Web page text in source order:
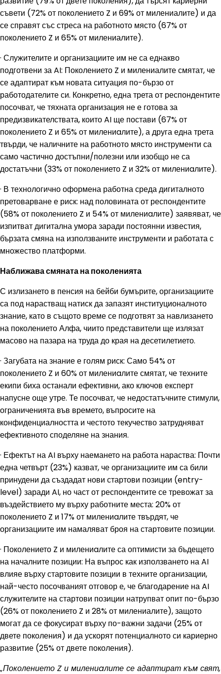
съвети (72% от поколението Z и 69% от милениалите) и да
се справят със стреса на работното място (67% от
поколението Z и 65% от милениалите).
· Служителите и организациите им не са еднакво
подготвени за AI: Поколението Z и милениалите смятат, че
се адаптират към новата ситуация по-бързо от
работодателите си. Конкретно, една трета от респондентите
посочват, че тяхната организация не е готова за
предизвикателствата, които AI ще постави (67% от
поколението Z и 65% от милениaлите), а друга една трета
твърди, че наличните на работното място инструменти са
само частично достъпни/полезни или изобщо не са
достатъчни (33% от поколението Z и 32% от милениaлите).
· В технологично оформена работна среда дигиталното
претоварване е риск: над половината от респондентите
(58% от поколението Z и 54% от милениaлите) заявяват, че
изпитват дигитална умора заради постоянни известия,
бързата смяна на използваните инструменти и работата с
множество платформи.
Наближава смяната на поколенията
С излизането в пенсия на бейби бумърите, организациите
са под нарастващ натиск да запазят институционалното
знание, като в същото време се подготвят за навлизането
на поколението Алфа, чиито представители ще излязат
масово на пазара на труда до края на десетилетието.
· Загубата на знание е голям риск: Само 54% от
поколението Z и 60% от милениaлите смятат, че техните
екипи биха останали ефективни, ако ключов експерт
напусне още утре. Те посочват, че недостатъчните стимули,
ограниченията във времето, въпросите на
конфиденциалността и честото текучество затрудняват
ефективното споделяне на знания.
· Ефектът на AI върху наемането на работа нараства: Почти
една четвърт (23%) казват, че организациите им са били
принудени да създадат нови стартови позиции (entry-
level) заради AI, но част от респондентите се тревожат за
въздействието му върху работните места: 20% от
поколението Z и 17% от милениaлите твърдят, че
организациите им намаляват броя на стартовите позиции.
· Поколението Z и милениaлите са оптимисти за бъдещето
на началните позиции: На въпрос как използването на AI
влияе върху стартовите позиции в техните организации,
най-често посочваният отговор е, че благодарение на AI
служителите на стартови позиции натрупват опит по-бързо
(26% от поколението Z и 28% от милениалите), защото
могат да се фокусират върху по-важни задачи (25% от
двете поколения) и да ускорят потенциалното си кариерно
развитие (25% от двете поколения).
„Поколението Z и милениaлите се адаптират към свят,